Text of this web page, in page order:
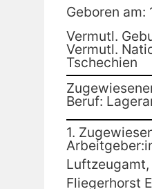
Geboren am:
Vermutl.
Vermutl.
Tschechien
Beruf:
1.
Luftzeugamt,
Fliegerhorst